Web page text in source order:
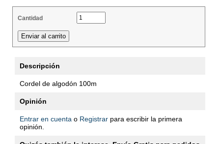
Cantidad
Descripción
Cordel de algodón 100m
Opinión
Entrar en cuenta o Registrar para escribir la primera
opinión.